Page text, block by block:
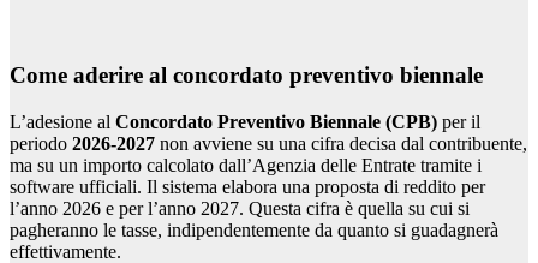
Come aderire al concordato preventivo biennale
L’adesione al Concordato Preventivo Biennale (CPB) per il
periodo 2026-2027 non avviene su una cifra decisa dal contribuente,
ma su un importo calcolato dall’Agenzia delle Entrate tramite i
software ufficiali. Il sistema elabora una proposta di reddito per
l’anno 2026 e per l’anno 2027. Questa cifra è quella su cui si
pagheranno le tasse, indipendentemente da quanto si guadagnerà
effettivamente.